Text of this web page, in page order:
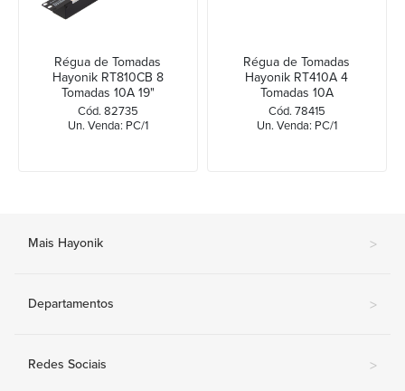
Régua de Tomadas
Hayonik RT810CB 8
Tomadas 10A 19"
Cód. 82735
Un. Venda: PC/1
Régua de Tomadas
Hayonik RT410A 4
Tomadas 10A
Cód. 78415
Un. Venda: PC/1
Mais Hayonik >
Departamentos >
Redes Sociais >